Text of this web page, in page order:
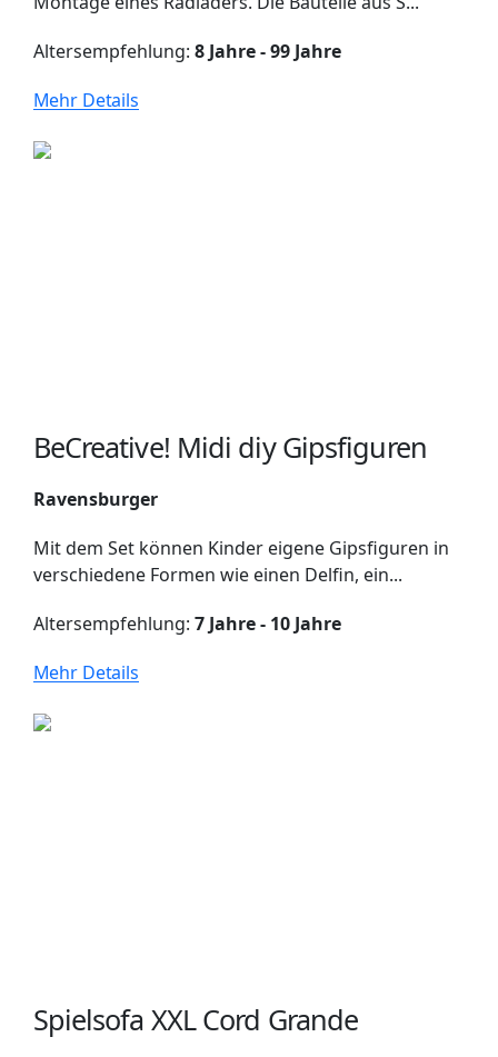
Altersempfehlung: 8 Jahre - 99 Jahre
Mehr Details
BeCreative! Midi diy Gipsfiguren
Ravensburger
Mit dem Set können Kinder eigene Gipsfiguren in
verschiedene Formen wie einen Delfin, ein...
Altersempfehlung: 7 Jahre - 10 Jahre
Mehr Details
Spielsofa XXL Cord Grande